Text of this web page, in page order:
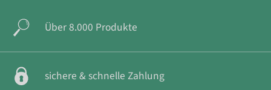
Über 8.000 Produkte
sichere & schnelle Zahlung